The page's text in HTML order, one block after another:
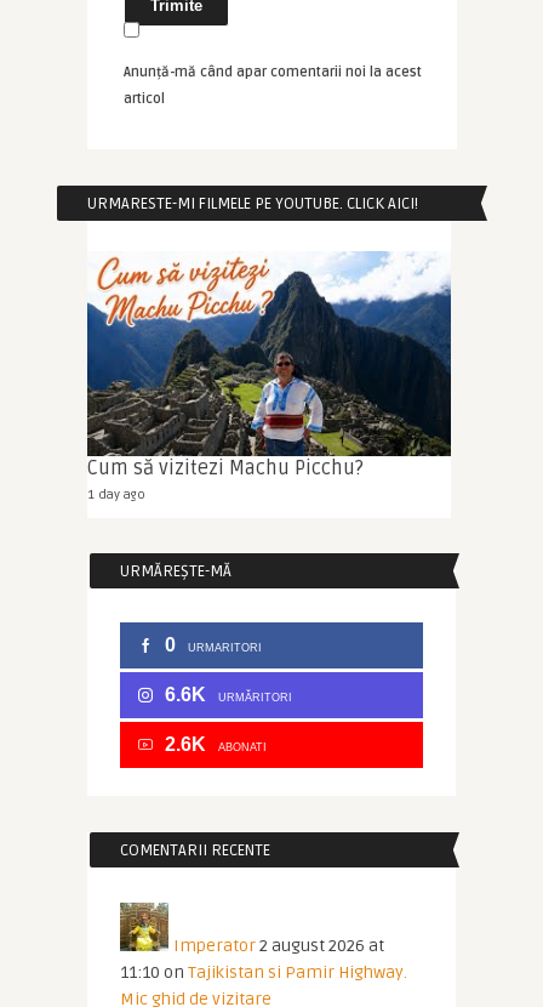
Anunță-mă când apar comentarii noi la acest
articol
URMARESTE-MI FILMELE PE YOUTUBE. CLICK AICI!
Cum să vizitezi Machu Picchu?
1 day ago
URMĂREȘTE-MĂ
0 URMARITORI
6.6K URMĂRITORI
2.6K ABONATI
COMENTARII RECENTE
Imperator2 august 2026 at
11:10 on Tajikistan si Pamir Highway.
Mic ghid de vizitare